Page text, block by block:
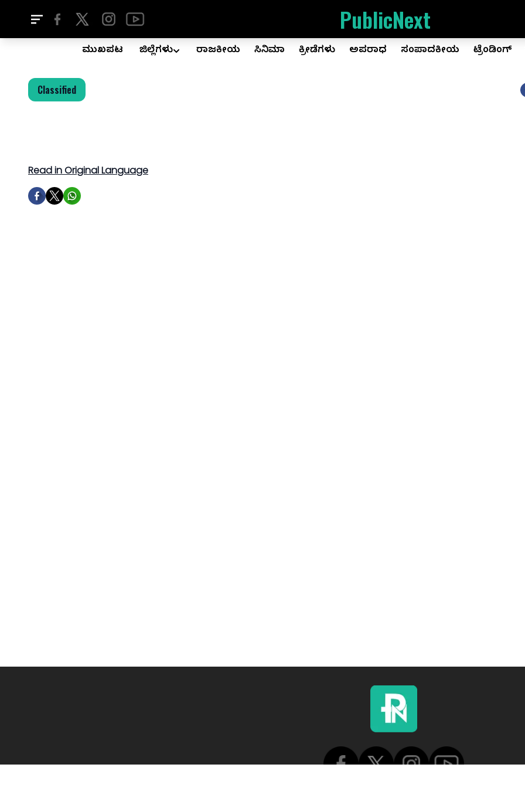
PublicNext
ಮುಖಪುಟ ಜಿಲ್ಲೆಗಳು ರಾಜಕೀಯ ಸಿನಿಮಾ ಕ್ರೀಡೆಗಳು ಅಪರಾಧ ಸಂಪಾದಕೀಯ ಟ್ರೆಂಡಿಂಗ್
Classified
Read in Original Language